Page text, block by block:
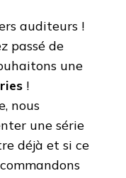
auditeurs !
passé de
une
!
nous
une série
déjà et si ce